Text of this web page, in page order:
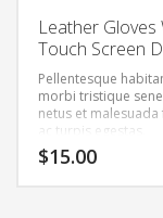
Leather Gloves
Touch Screen
Pellentesque
morbi tristique
netus et malesuada
ac turpis egestas.
Vestibulum tortor
feugiat vitae, ultricies
$15.00